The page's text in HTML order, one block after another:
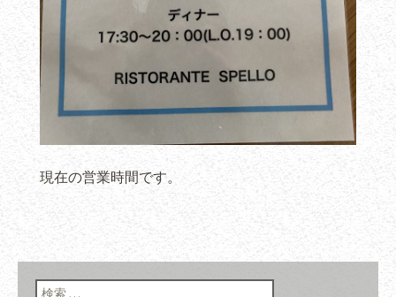
現在の営業時間です。
検索: